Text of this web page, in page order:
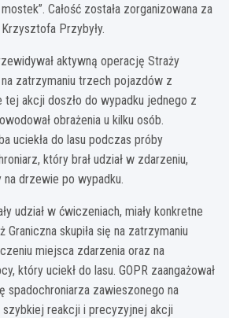
Całość została zorganizowana za
Przybyły.
aktywną operację Straży
zatrzymaniu trzech pojazdów z
tej akcji doszło do wypadku jednego z
obrażenia u kilku osób.
uciekła do lasu podczas próby
który brał udział w zdarzeniu,
na drzewie po wypadku.
udział w ćwiczeniach, miały konkretne
Graniczna skupiła się na zatrzymaniu
miejsca zdarzenia oraz na
który uciekł do lasu. GOPR zaangażował
spadochroniarza zawieszonego na
szybkiej reakcji i precyzyjnej akcji